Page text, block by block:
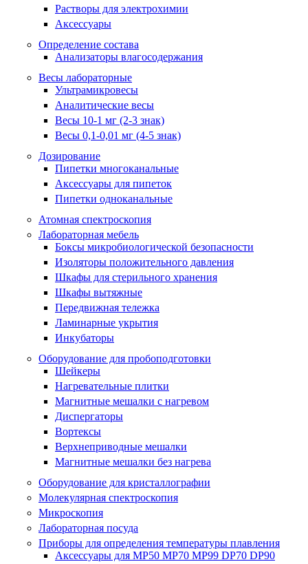
Растворы для электрохимии
Аксессуары
Определение состава
Анализаторы влагосодержания
Весы лабораторные
Ультрамикровесы
Аналитические весы
Весы 10-1 мг (2-3 знак)
Весы 0,1-0,01 мг (4-5 знак)
Дозирование
Пипетки многоканальные
Аксессуары для пипеток
Пипетки одноканальные
Атомная спектроскопия
Лабораторная мебель
Боксы микробиологической безопасности
Изоляторы положительного давления
Шкафы для стерильного хранения
Шкафы вытяжные
Передвижная тележка
Ламинарные укрытия
Инкубаторы
Оборудование для пробоподготовки
Шейкеры
Нагревательные плитки
Магнитные мешалки с нагревом
Диспергаторы
Вортексы
Верхнеприводные мешалки
Магнитные мешалки без нагрева
Оборудование для кристаллографии
Молекулярная спектроскопия
Микроскопия
Лабораторная посуда
Приборы для определения температуры плавления
Аксессуары для MP50 MP70 MP99 DP70 DP90